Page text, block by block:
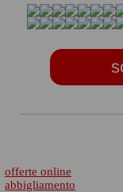
offerte online
abbigliamento